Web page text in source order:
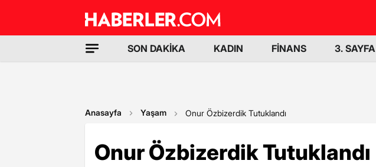
SON DAKİKA KADIN FİNANS 3. SAYFA
Anasayfa Yaşam Onur Özbizerdik Tutuklandı
Onur Özbizerdik Tutuklandı